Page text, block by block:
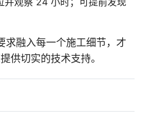
融入每一个施工细节，才
供切实的技术支持。